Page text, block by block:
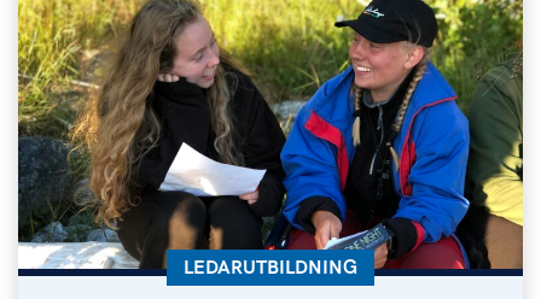
KATEGORI:
LEDARUTBILDNING